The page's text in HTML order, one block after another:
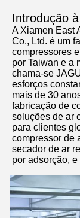
Introdução
A Xiamen East
Co., Ltd. é um
compressores
por Taiwan e a
chama-se
esforços
mais de 30
fabricação de
soluções de ar
para clientes
compressor de
secador de ar
por adsorção, e